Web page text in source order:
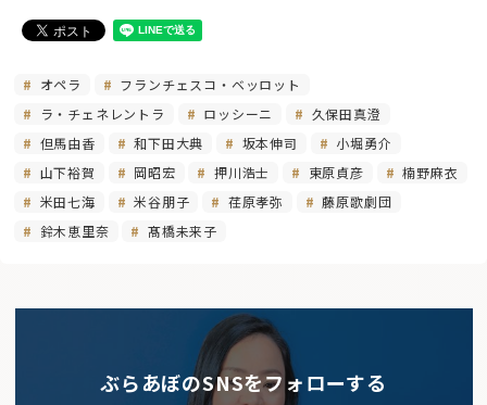
オペラ
フランチェスコ・ベッロット
ラ・チェネレントラ
ロッシーニ
久保田真澄
但馬由香
和下田大典 坂本伸司
小堀勇介
山下裕賀
岡昭宏 押川浩士 東原貞彦
楠野麻衣
米田七海
米谷朋子 荏原孝弥
藤原歌劇団
鈴木恵里奈
髙橋未来子
ぶらあぼのSNSをフォローする